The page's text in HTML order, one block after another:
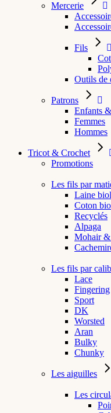
Mercerie
Fils
Outils de
Patrons
Enfants
Femmes
Hommes
Tricot & Crochet
Promotions
Les fils par
Laine
Coton
Recyclés
Alpaga
Mohair
Les fils par
Lace
Fingering
Sport
DK
Worsted
Aran
Bulky
Chunky
Les aiguilles
Les